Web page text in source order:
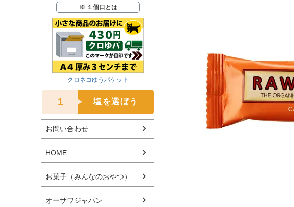
※ １個口とは
クロネコゆうパケット
1 塩を選ぼう
お問い合わせ
HOME
お菓子（みんなのおやつ）
オーサワジャパン